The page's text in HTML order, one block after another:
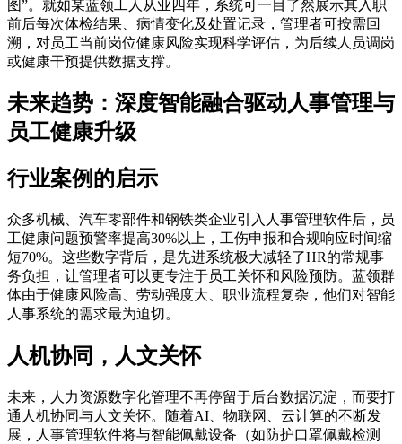
图”。就如某蓝领工人从业四年，系统可一目了然展示其入职
前后每次体检结果、病情变化及处置记录，管理者可按需回
溯，对员工当前岗位健康风险实现科学评估，为后续人员调岗
或健康干预提供数据支撑。
未来趋势：深度智能融合驱动人事管理与
员工健康升级
行业案例的启示
众多机械、汽车零部件和钢铁类企业引入人事管理软件后，员
工健康问题预警率提高30%以上，工伤申报和合规响应时间缩
短70%。这些数字背后，是先进系统极大减轻了HR的常规事
务负担，让管理者可以更专注于员工关怀和风险预防。蓝领群
体由于健康风险高、劳动强度大、职业流程复杂，他们对智能
人事系统的需求最为迫切。
人机协同，人文关怀
未来，人力资源数字化管理不再停留于后台数据沉淀，而要打
通人机协同与人文关怀。随着AI、物联网、云计算的不断发
展，人事管理软件将与智能佩戴设备（如防护口罩佩戴检测